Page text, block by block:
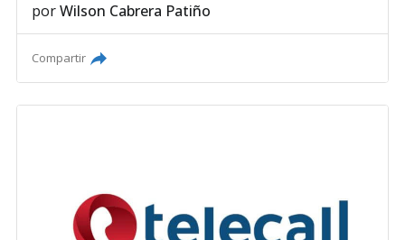
porWilson Cabrera Patiño
Compartir